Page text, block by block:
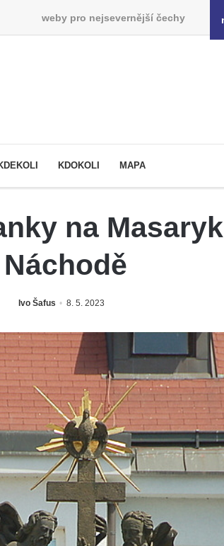
weby pro nejsevernější čechy
KDOKOLI MAPA
na
Náchodě
Ivo Šafus 8. 5. 2023